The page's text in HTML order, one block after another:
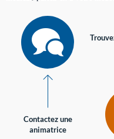
Contactez une
animatrice